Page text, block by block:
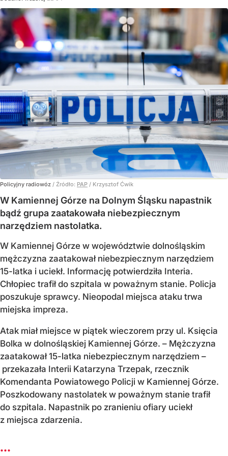
Policyjny radiowóz / Źródło: PAP / Krzysztof Ćwik
W Kamiennej Górze na Dolnym Śląsku napastnik
bądź grupa zaatakowała niebezpiecznym
narzędziem nastolatka.
W Kamiennej Górze w województwie dolnośląskim
mężczyzna zaatakował niebezpiecznym narzędziem
15-latka i uciekł. Informację potwierdziła Interia.
Chłopiec trafił do szpitala w poważnym stanie. Policja
poszukuje sprawcy. Nieopodal miejsca ataku trwa
miejska impreza.
Atak miał miejsce w piątek wieczorem przy ul. Księcia
Bolka w dolnośląskiej Kamiennej Górze. – Mężczyzna
zaatakował 15-latka niebezpiecznym narzędziem –
przekazała Interii Katarzyna Trzepak, rzecznik
Komendanta Powiatowego Policji w Kamiennej Górze.
Poszkodowany nastolatek w poważnym stanie trafił
do szpitala. Napastnik po zranieniu ofiary uciekł
z miejsca zdarzenia.
...